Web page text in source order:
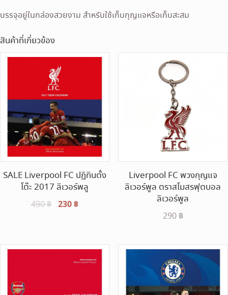
บรรจุอยู่ในกล่องสวยงาม สำหรับใช้เก็บกุญแจหรือเก็บสะสม
สินค้าที่เกี่ยวข้อง
SALE Liverpool FC ปฏิทินตั้ง
โต๊ะ 2017 ลิเวอร์พลู
490฿ Original
490 ฿.
230 ฿Current
230 ฿.
Liverpool FC พวงกุญแจ
ลิเวอร์พูล ตราสโมสรฟุตบอล
ลิเวอร์พูล
290 ฿